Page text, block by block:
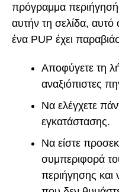
πρόγραμμα
αυτήν τη σελίδα, αυτό
ένα PUP έχει
Αποφύγετε τη
αναξιόπιστες
Να ελέγχετε
εγκατάστασης.
Να είστε
συμπεριφορά
περιήγησης και